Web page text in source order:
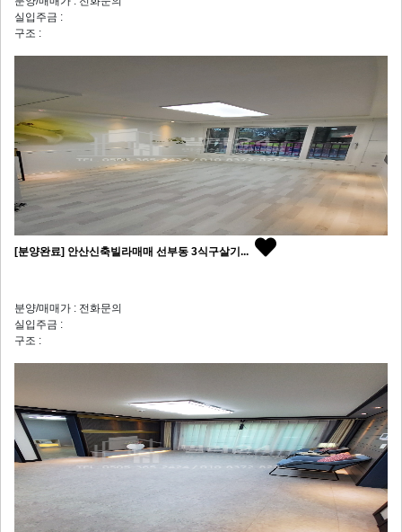
실입주금 :
구조 :
[분양완료] 안산신축빌라매매 선부동 3식구살기...
분양/매매가 : 전화문의
실입주금 :
구조 :